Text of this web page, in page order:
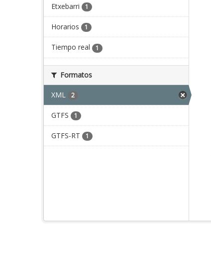
Etxebarri 1
Horarios 1
Tiempo real 1
Formatos
XML 2
GTFS 1
GTFS-RT 1